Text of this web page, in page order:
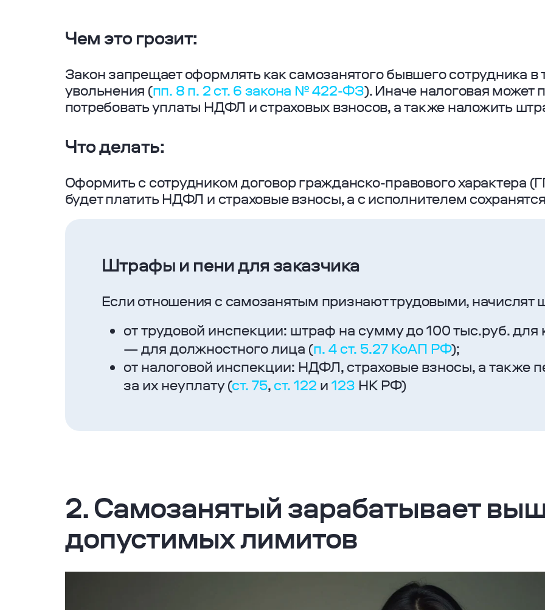
Чем это грозит:
Закон запрещает оформлять как самозанятого бывшего сотрудника в
увольнения (пп. 8 п. 2 ст. 6 закона № 422-ФЗ). Иначе налоговая может
потребовать уплаты НДФЛ и страховых взносов, а также наложить
Что делать:
Оформить с сотрудником договор гражданско-правового характера
будет платить НДФЛ и страховые взносы, а с исполнителем
Штрафы и пени для заказчика
Если отношения с самозанятым признают трудовыми, начислят
от трудовой инспекции: штраф на сумму до 100 тыс.руб.
— для должностного лица (п. 4 ст. 5.27 КоАП РФ);
от налоговой инспекции: НДФЛ, страховые взносы, а также
за их неуплату (ст. 75, ст. 122 и 123 НК РФ)
2. Самозанятый зарабатывает
допустимых лимитов